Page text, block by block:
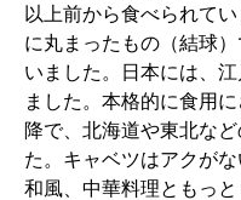
以上前から食べられて
に丸まったもの（結球
いました。日本には、
ました。本格的に食用
降で、北海道や東北な
た。キャベツはアクが
和風、中華料理ともっ